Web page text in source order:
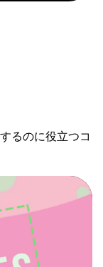
るのに役立つコ